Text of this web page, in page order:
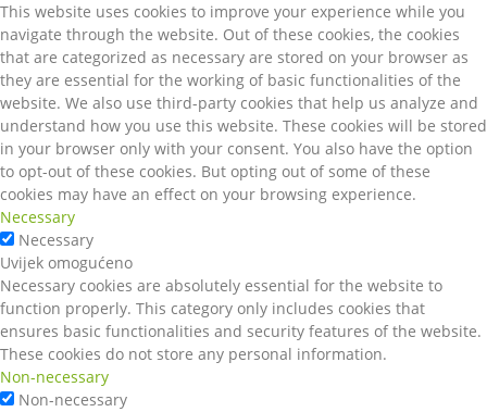
This website uses cookies to improve your experience while you
navigate through the website. Out of these cookies, the cookies
that are categorized as necessary are stored on your browser as
they are essential for the working of basic functionalities of the
website. We also use third-party cookies that help us analyze and
understand how you use this website. These cookies will be stored
in your browser only with your consent. You also have the option
to opt-out of these cookies. But opting out of some of these
cookies may have an effect on your browsing experience.
Necessary
Necessary
Uvijek omogućeno
Necessary cookies are absolutely essential for the website to
function properly. This category only includes cookies that
ensures basic functionalities and security features of the website.
These cookies do not store any personal information.
Non-necessary
Non-necessary